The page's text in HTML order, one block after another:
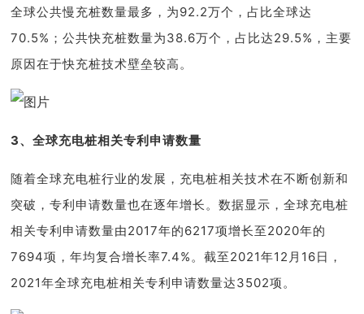
全球公共慢充桩数量最多，为92.2万个，占比全球达
70.5%；公共快充桩数量为38.6万个，占比达29.5%，主要
原因在于快充桩技术壁垒较高。
3、全球充电桩相关专利申请数量
随着全球充电桩行业的发展，充电桩相关技术在不断创新和
突破，专利申请数量也在逐年增长。数据显示，全球充电桩
相关专利申请数量由2017年的6217项增长至2020年的
7694项，年均复合增长率7.4%。截至2021年12月16日，
2021年全球充电桩相关专利申请数量达3502项。